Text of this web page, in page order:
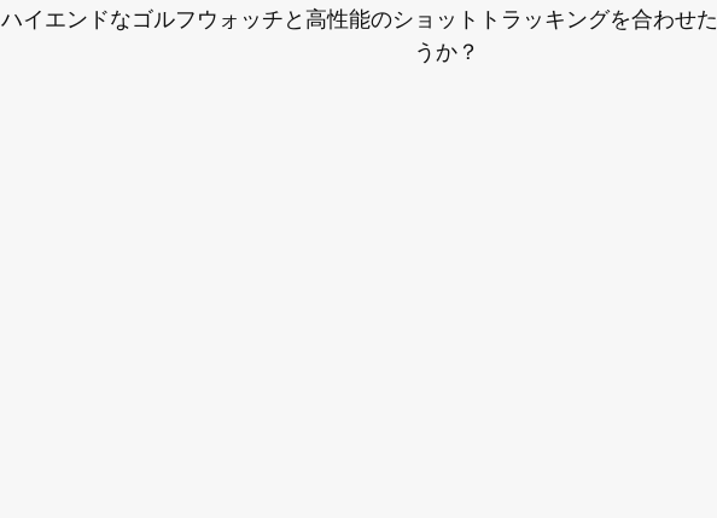
ハイエンドなゴルフウォッチと高性能のショットトラッキングを合わせ
うか？